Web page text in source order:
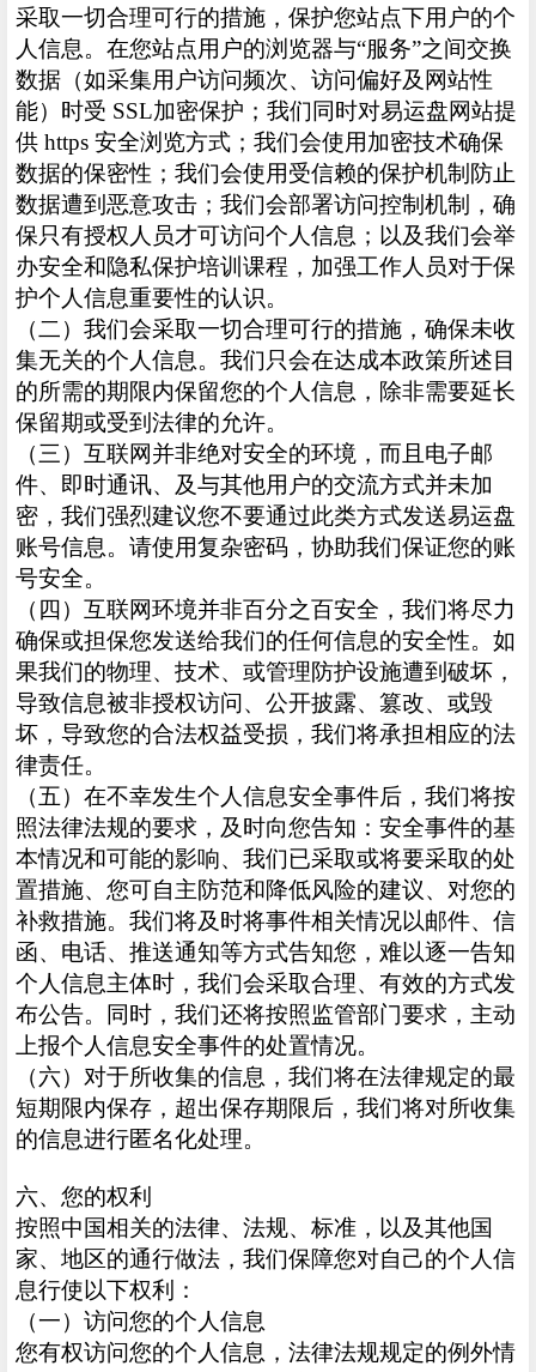
采取一切合理可行的措施，保护您站点下用户的个
人信息。在您站点用户的浏览器与“服务”之间交换
数据（如采集用户访问频次、访问偏好及网站性
能）时受 SSL加密保护；我们同时对易运盘网站提
供 https 安全浏览方式；我们会使用加密技术确保
数据的保密性；我们会使用受信赖的保护机制防止
数据遭到恶意攻击；我们会部署访问控制机制，确
保只有授权人员才可访问个人信息；以及我们会举
办安全和隐私保护培训课程，加强工作人员对于保
护个人信息重要性的认识。
（二）我们会采取一切合理可行的措施，确保未收
集无关的个人信息。我们只会在达成本政策所述目
的所需的期限内保留您的个人信息，除非需要延长
保留期或受到法律的允许。
（三）互联网并非绝对安全的环境，而且电子邮
件、即时通讯、及与其他用户的交流方式并未加
密，我们强烈建议您不要通过此类方式发送易运盘
账号信息。请使用复杂密码，协助我们保证您的账
号安全。
（四）互联网环境并非百分之百安全，我们将尽力
确保或担保您发送给我们的任何信息的安全性。如
果我们的物理、技术、或管理防护设施遭到破坏，
导致信息被非授权访问、公开披露、篡改、或毁
坏，导致您的合法权益受损，我们将承担相应的法
律责任。
（五）在不幸发生个人信息安全事件后，我们将按
照法律法规的要求，及时向您告知：安全事件的基
本情况和可能的影响、我们已采取或将要采取的处
置措施、您可自主防范和降低风险的建议、对您的
补救措施。我们将及时将事件相关情况以邮件、信
函、电话、推送通知等方式告知您，难以逐一告知
个人信息主体时，我们会采取合理、有效的方式发
布公告。同时，我们还将按照监管部门要求，主动
上报个人信息安全事件的处置情况。
（六）对于所收集的信息，我们将在法律规定的最
短期限内保存，超出保存期限后，我们将对所收集
的信息进行匿名化处理。
六、您的权利
按照中国相关的法律、法规、标准，以及其他国
家、地区的通行做法，我们保障您对自己的个人信
息行使以下权利：
（一）访问您的个人信息
您有权访问您的个人信息，法律法规规定的例外情